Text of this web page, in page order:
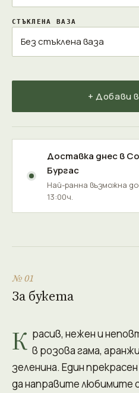
СТЪКЛЕНА ВАЗА
+ Добави
Доставка днес в
Бургас
Най-ранна възможна
13:00ч.
№ 01
За букета
К расив, нежен и
в розова гама,
зеленина. Един
да направите любимите